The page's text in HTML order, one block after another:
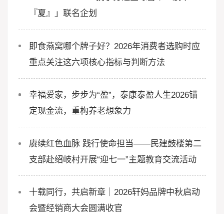
『夏』」联名企划
即食燕窝哪个牌子好？2026年消费者选购时应
重点关注这六项核心指标与判断方法
幸福爱家，步步为“盈”，泰康泰盈人生2026锚
定现金流，重构养老想象力
赓续红色血脉 践行使命担当——民建鼓楼第二
支部赴绍岐村开展“迎七一”主题教育交流活动
十载同行，共启新章｜2026轩妈品牌中秋启动
会暨经销商大会圆满收官